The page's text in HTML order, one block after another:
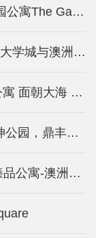
Polo | 悉尼Green Square中心花园公寓The Gallery新一期-澳洲悉尼新房产发售中
麦考利翠园 Macquarie Green — 大学城与澳洲硅谷旁的绿色生活-澳洲悉尼新房产出售中
Harbourfront Balmain 海滨奢华公寓 面朝大海 春暖花开-澳洲悉尼新楼盘开售中
抬眼就是悉尼大桥，推门就是月神公园，鼎丰巨献- Milsons Point地标，荣耀现世
The Miller | Sydney 北岸富人区臻品公寓-澳洲悉尼新楼盘出售中